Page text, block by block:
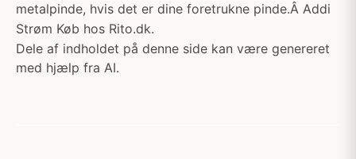
metalpinde, hvis det er dine foretrukne pinde.Â Addi
Strøm Køb hos Rito.dk.
Dele af indholdet på denne side kan være genereret
med hjælp fra AI.